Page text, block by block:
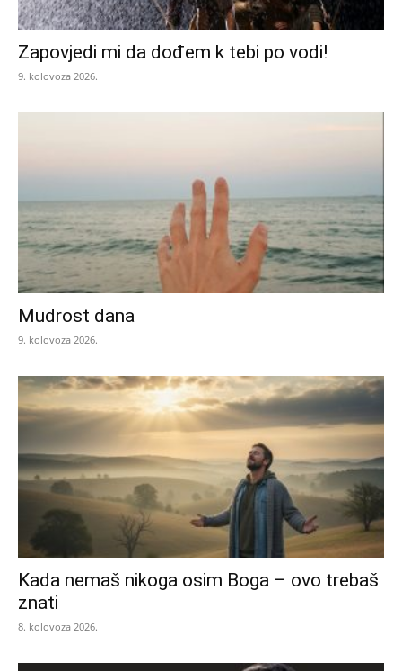
Zapovjedi mi da dođem k tebi po vodi!
9. kolovoza 2026.
Mudrost dana
9. kolovoza 2026.
Kada nemaš nikoga osim Boga – ovo trebaš
znati
8. kolovoza 2026.